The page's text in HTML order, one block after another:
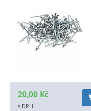
20,00 Kč
s DPH